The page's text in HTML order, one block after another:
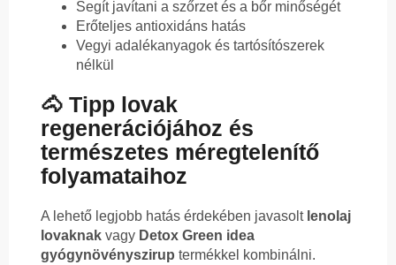
Segít javítani a szőrzet és a bőr minőségét
Erőteljes antioxidáns hatás
Vegyi adalékanyagok és tartósítószerek
nélkül
🐴 Tipp lovak
regenerációjához és
természetes méregtelenítő
folyamataihoz
A lehető legjobb hatás érdekében javasolt lenolaj
lovaknak vagy Detox Green idea
gyógynövényszirup termékkel kombinálni.